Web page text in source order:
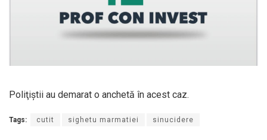
Poliţiştii au demarat o anchetă în acest caz.
Tags: cutit sighetu marmatiei sinucidere